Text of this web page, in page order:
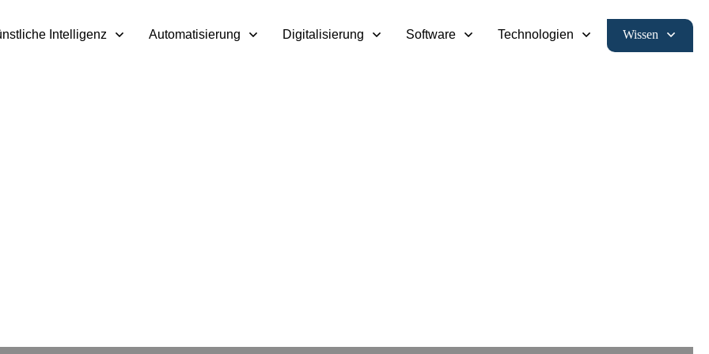
Intelligenz Automatisierung Digitalisierung Software Technologien Wissen